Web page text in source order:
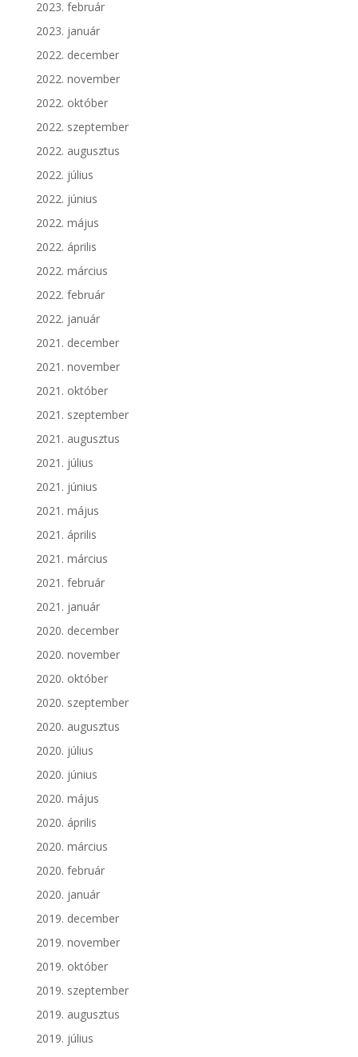
2023. február
2023. január
2022. december
2022. november
2022. október
2022. szeptember
2022. augusztus
2022. július
2022. június
2022. május
2022. április
2022. március
2022. február
2022. január
2021. december
2021. november
2021. október
2021. szeptember
2021. augusztus
2021. július
2021. június
2021. május
2021. április
2021. március
2021. február
2021. január
2020. december
2020. november
2020. október
2020. szeptember
2020. augusztus
2020. július
2020. június
2020. május
2020. április
2020. március
2020. február
2020. január
2019. december
2019. november
2019. október
2019. szeptember
2019. augusztus
2019. július